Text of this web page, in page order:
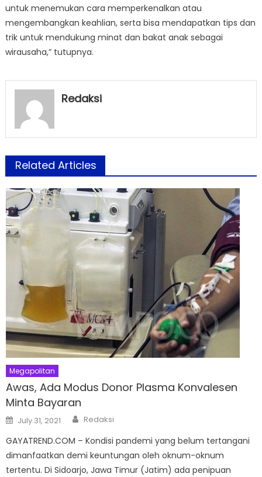
untuk menemukan cara memperkenalkan atau
mengembangkan keahlian, serta bisa mendapatkan tips dan
trik untuk mendukung minat dan bakat anak sebagai
wirausaha,” tutupnya.
Redaksi
Related Articles
Megapolitan
Awas, Ada Modus Donor Plasma Konvalesen
Minta Bayaran
Posted
on
July 31, 2021 Author
Redaksi
GAYATREND.COM – Kondisi pandemi yang belum tertangani
dimanfaatkan demi keuntungan oleh oknum-oknum
tertentu. Di Sidoarjo, Jawa Timur (Jatim) ada penipuan